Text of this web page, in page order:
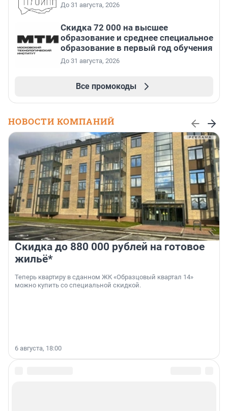
До 31 августа, 2026
Скидка 72 000 на высшее
образование и среднее специальное
образование в первый год обучения
До 31 августа, 2026
Все промокоды
НОВОСТИ КОМПАНИЙ
Скидка до 880 000 рублей на готовое
жильё*
Теперь квартиру в сданном ЖК «Образцовый квартал 14»
можно купить со специальной скидкой.
6 августа, 18:00